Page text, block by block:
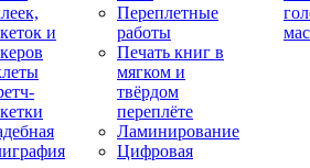
и
Переплетные
работы
Печать книг в
мягком и
твёрдом
переплёте
Ламинирование
Цифровая